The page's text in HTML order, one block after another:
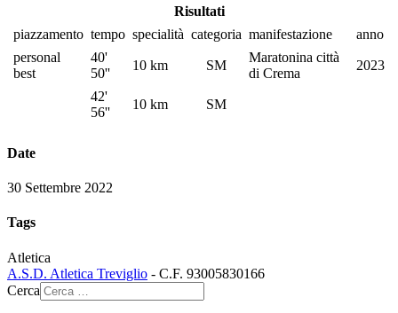
Risultati
piazzamento tempo specialità categoria manifestazione
anno
personal
best
40'
50''
10 km SM
Maratonina città
di Crema
2023
42'
56''
10 km SM
Date
30 Settembre 2022
Tags
Atletica
A.S.D. Atletica Treviglio - C.F. 93005830166
Cerca